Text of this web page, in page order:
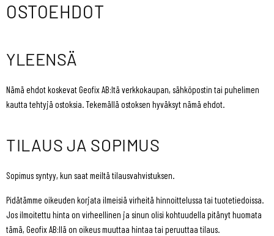
OSTOEHDOT
YLEENSÄ
Nämä ehdot koskevat Geofix AB:ltä verkkokaupan, sähköpostin tai puhelimen
kautta tehtyjä ostoksia. Tekemällä ostoksen hyväksyt nämä ehdot.
TILAUS JA SOPIMUS
Sopimus syntyy, kun saat meiltä tilausvahvistuksen.
Pidätämme oikeuden korjata ilmeisiä virheitä hinnoittelussa tai tuotetiedoissa.
Jos ilmoitettu hinta on virheellinen ja sinun olisi kohtuudella pitänyt huomata
tämä, Geofix AB:llä on oikeus muuttaa hintaa tai peruuttaa tilaus.